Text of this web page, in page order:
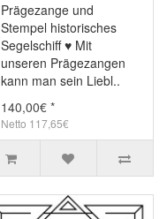
Prägezange und
Stempel historisches
Segelschiff ♥ Mit
unseren Prägezangen
kann man sein Liebl..
140,00€ *
Netto 117,65€